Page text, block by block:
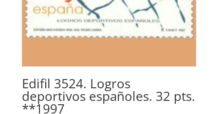
Edifil 3524. Logros
deportivos españoles. 32 pts.
**1997